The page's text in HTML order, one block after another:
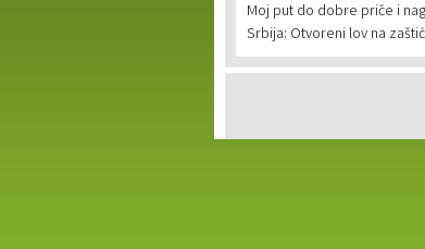
Moj put do dobre priče i
Srbija: Otvoreni lov na